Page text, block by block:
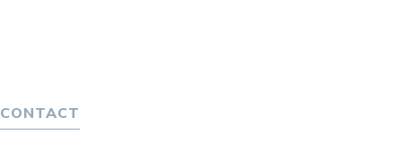
CONTACT